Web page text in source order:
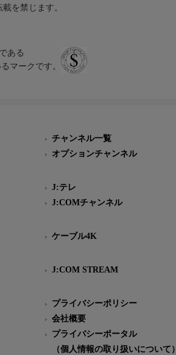
を禁じます。
ある
マークです。
チャンネル一覧
オプションチャンネル
J:テレ
J:COMチャンネル
ケーブル4K
J:COM STREAM
プライバシーポリシー
会社概要
プライバシーポータル
（個人情報の取り扱いについて）